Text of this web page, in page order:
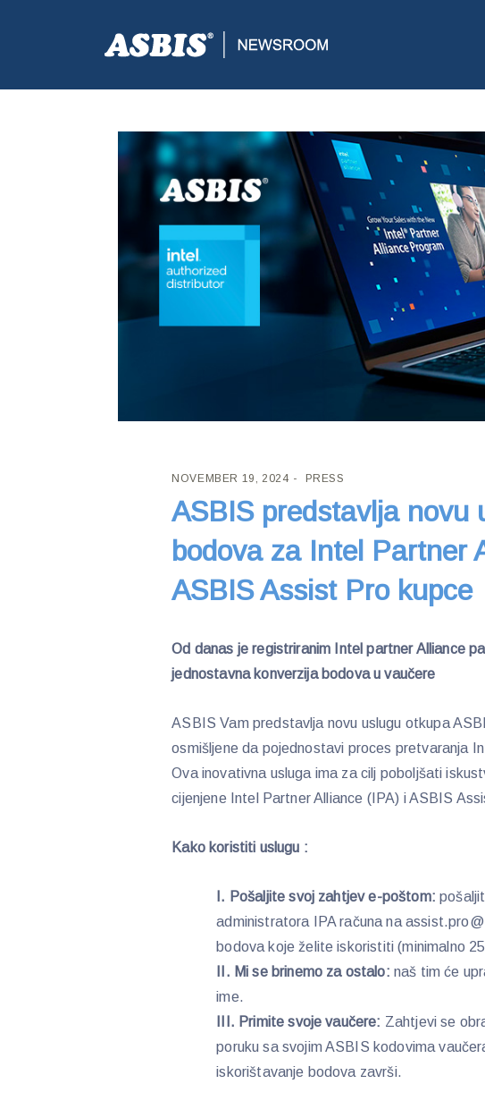
ASBIS CROATIA>PRESS> ASBIS PREDSTAVLJA NOVU USLUGU
NOVEMBER 19, 2024 PRESS
ASBIS predstavlja novu
bodova za Intel Partner
ASBIS Assist Pro kupce
Od danas je registriranim Intel partner Alliance
jednostavna konverzija bodova u vaučere
ASBIS Vam predstavlja novu uslugu otkupa
osmišljene da pojednostavi proces pretvaranja
Ova inovativna usluga ima za cilj poboljšati
cijenjene Intel Partner Alliance (IPA) i ASBIS
Kako koristiti uslugu :
I. Pošaljite svoj zahtjev e-poštom:
administratora IPA računa na
bodova koje želite iskoristiti (minimalno
II. Mi se brinemo za ostalo: naš tim će
ime.
III. Primite svoje vaučere: Zahtjevi se
poruku sa svojim ASBIS kodovima
iskorištavanje bodova završi.